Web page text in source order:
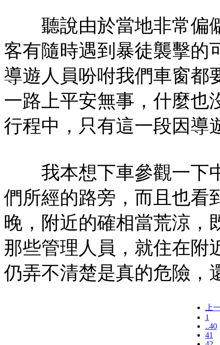
聽說由於當地非常偏
客有隨時遇到暴徒襲擊的
導遊人員吩咐我們車窗都
一路上平安無事，什麼也
行程中，只有這一段因導
我本想下車參觀一下
們所經的路旁，而且也看
晚，附近的確相當荒涼，
那些管理人員，就住在附
仍弄不清楚是真的危險，
上
1
..40
41